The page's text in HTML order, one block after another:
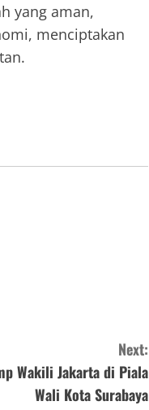
yang aman,
menciptakan
Next:
Wakili Jakarta di Piala
Wali Kota Surabaya